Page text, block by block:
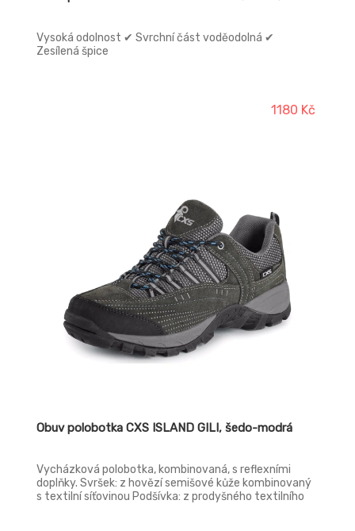
Vysoká odolnost ✔ Svrchní část voděodolná ✔
Zesílená špice
1180 Kč
Obuv polobotka CXS ISLAND GILI, šedo-modrá
Vycházková polobotka, kombinovaná, s reflexními
doplňky. Svršek: z hovězí semišové kůže kombinovaný
s textilní síťovinou Podšívka: z prodyšného textilního